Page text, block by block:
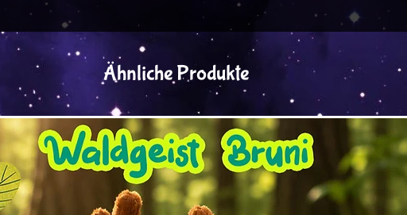
Ähnliche Produkte